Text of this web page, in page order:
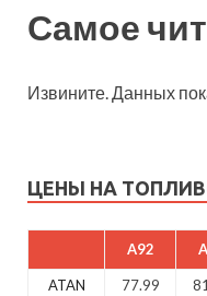
Самое
Извините. Данных
ЦЕНЫ НА
A92
ATAN 77.99